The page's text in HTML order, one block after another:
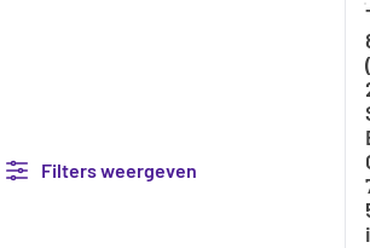
Filters weergeven